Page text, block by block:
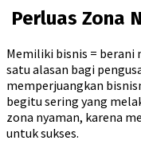
Perluas Zona
Memiliki bisnis = berani
satu alasan bagi
memperjuangkan
begitu sering yang
zona nyaman, karena
untuk sukses.